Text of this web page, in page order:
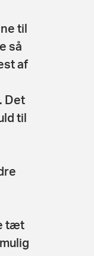
til
så
af
Det
til
tæt